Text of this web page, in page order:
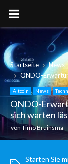
PRIMARY
MENU
Startseite News
ONDO-
Altcoin News
ONDO-
sich warten
von Timo Bruinsma
Starten Sie